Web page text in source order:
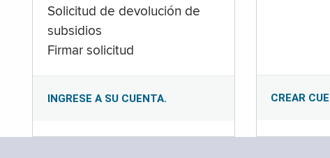
Solicitud de devolución de
subsidios
Firmar solicitud
INGRESE A SU CUENTA. CREAR